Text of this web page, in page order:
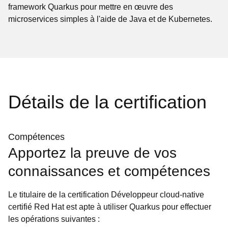
framework Quarkus pour mettre en œuvre des
microservices simples à l'aide de Java et de Kubernetes.
Détails de la certification
Compétences
Apportez la preuve de vos
connaissances et compétences
Le titulaire de la certification Développeur cloud-native
certifié Red Hat est apte à utiliser Quarkus pour effectuer
les opérations suivantes :